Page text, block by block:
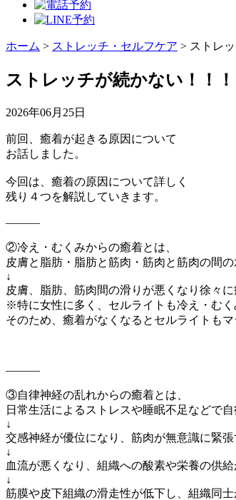
ホーム > ストレッチ・セルフケア > ストレ
ストレッチが続かない！！
2026年06月25日
前回、癒着が起きる原因について
お話しました。
今回は、癒着の原因について詳しく
残り４つを解説していきます。
———
②冷え・むくみからの癒着とは、
皮膚と脂肪・脂肪と筋肉・筋肉と筋肉の間
↓
皮膚、脂肪、筋肉間の滑りが悪くなり徐々に
※特に女性に多く、セルライトも冷え・むく
そのため、癒着がなくなるとセルライトも
———
③自律神経の乱れからの癒着とは、
日常生活によるストレスや睡眠不足などで
↓
交感神経が優位になり、筋肉が無意識に緊張
↓
血流が悪くなり、組織への酸素や栄養の供
↓
筋膜や皮下組織の滑走性が低下し、組織同